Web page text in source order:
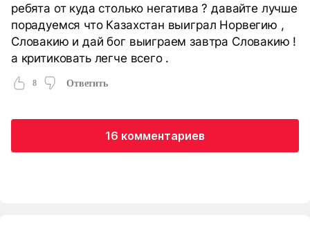
ребята от куда столько негатива ? давайте лучше
порадуемся что Казахстан выиграл Норвегию ,
Словакию и дай бог выиграем завтра Словакию !
а критиковать легче всего .
8 Ответить
16 комментариев